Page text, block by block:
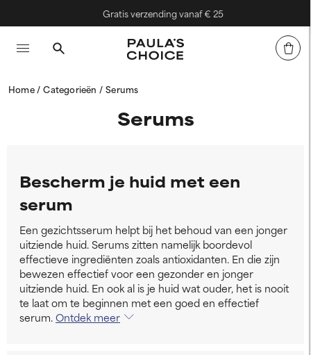
Gratis verzending vanaf € 25
Home Categorieën Serums
Serums
Bescherm je huid met een
serum
Een gezichtsserum helpt bij het behoud van een jonger
uitziende huid. Serums zitten namelijk boordevol
effectieve ingrediënten zoals antioxidanten. En die zijn
bewezen effectief voor een gezonder en jonger
uitziende huid. En ook al is je huid wat ouder, het is nooit
te laat om te beginnen met een goed en effectief
serum.Ontdek meer